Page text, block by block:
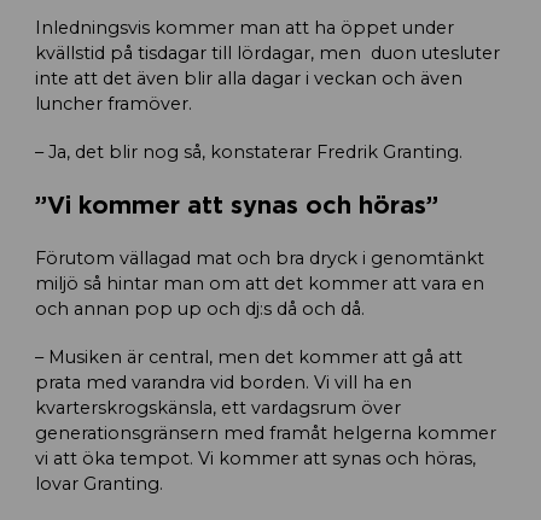
Inledningsvis kommer man att ha öppet under
kvällstid på tisdagar till lördagar, men duon utesluter
inte att det även blir alla dagar i veckan och även
luncher framöver.
– Ja, det blir nog så, konstaterar Fredrik Granting.
”Vi kommer att synas och höras”
Förutom vällagad mat och bra dryck i genomtänkt
miljö så hintar man om att det kommer att vara en
och annan pop up och dj:s då och då.
– Musiken är central, men det kommer att gå att
prata med varandra vid borden. Vi vill ha en
kvarterskrogskänsla, ett vardagsrum över
generationsgränsern med framåt helgerna kommer
vi att öka tempot. Vi kommer att synas och höras,
lovar Granting.